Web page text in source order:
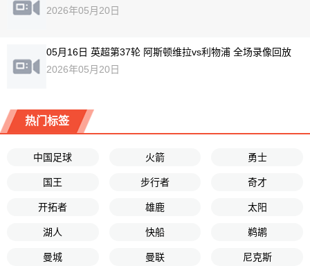
2026年05月20日
05月16日 英超第37轮 阿斯顿维拉vs利物浦 全场录像回放
2026年05月20日
热门标签
中国足球 火箭 勇士
国王 步行者 奇才
开拓者 雄鹿 太阳
湖人 快船 鹈鹕
曼城 曼联 尼克斯